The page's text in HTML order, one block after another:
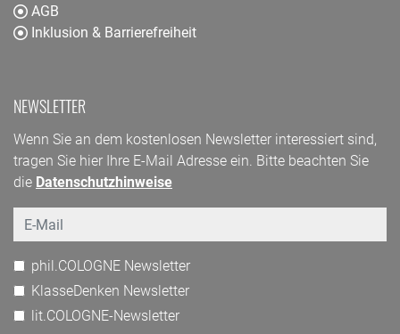
AGB
Inklusion & Barrierefreiheit
NEWSLETTER
Wenn Sie an dem kostenlosen Newsletter interessiert sind,
tragen Sie hier Ihre E-Mail Adresse ein. Bitte beachten Sie
die Datenschutzhinweise
Email
phil.COLOGNE Newsletter
KlasseDenken Newsletter
lit.COLOGNE-Newsletter